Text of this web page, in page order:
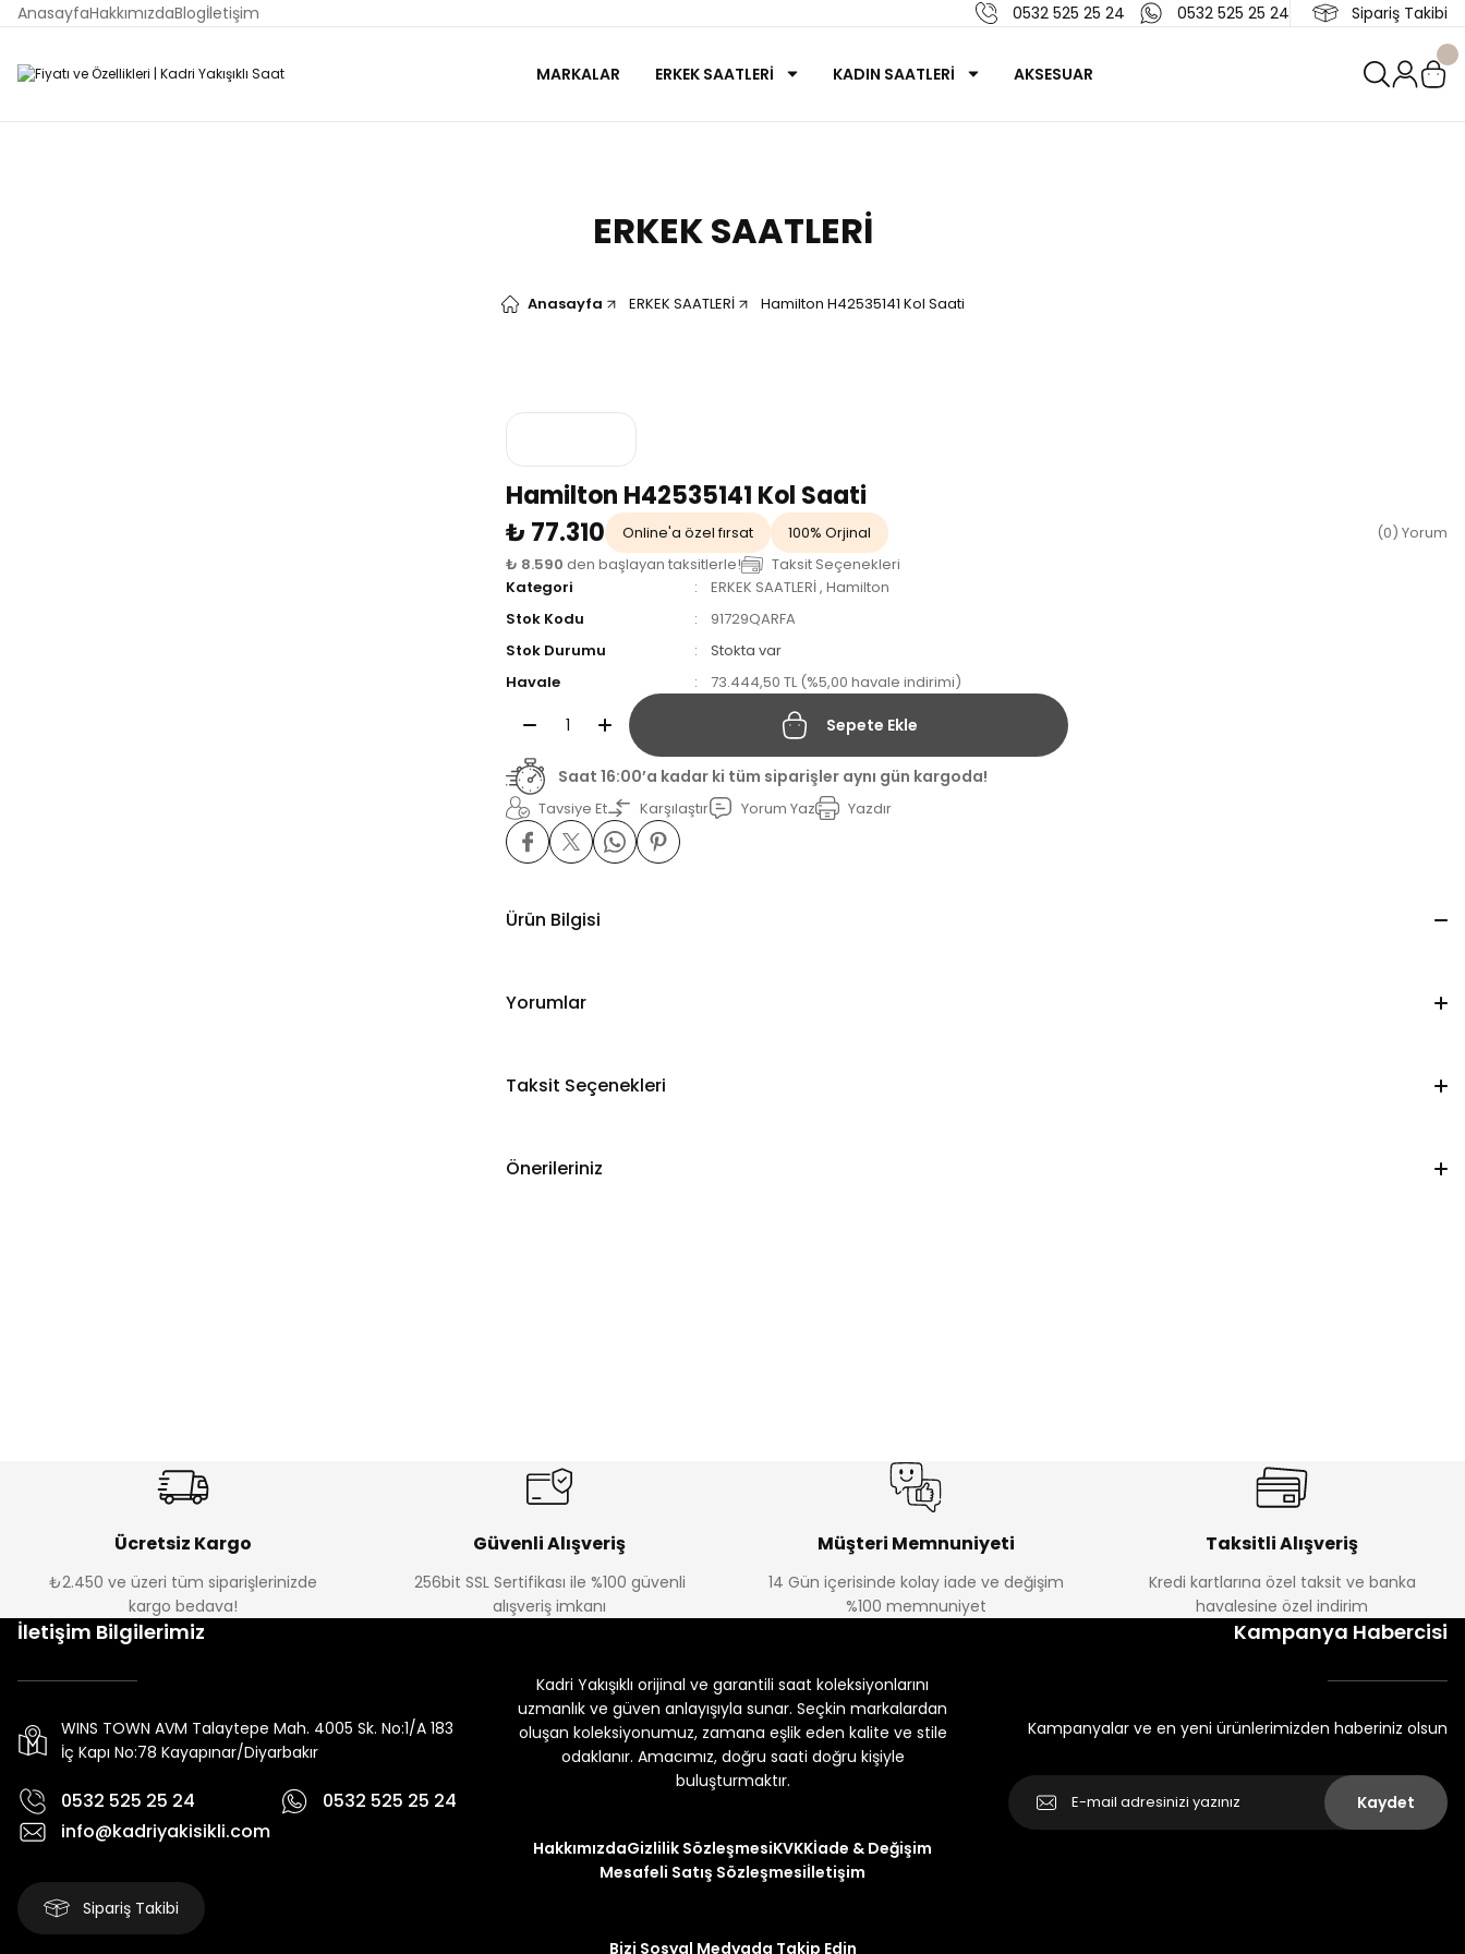
AnasayfaHakkımızdaBlogİletişim 0532 525 25 24 0532 525 25 24 Sipariş Takibi
MARKALAR ERKEK SAATLERİ KADIN SAATLERİ AKSESUAR
ERKEK SAATLERİ
Anasayfa ERKEK SAATLERİ Hamilton H42535141 Kol Saati
Hamilton H42535141 Kol Saati
₺ 77.310
Online'a özel fırsat 100% Orjinal
(0) Yorum
₺ 8.590 den başlayan taksitlerle!
Taksit Seçenekleri
Kategori
ERKEK SAATLERİ, Hamilton
Stok Kodu
91729QARFA
Stok Durumu
Stokta var
Havale
73.444,50 TL (%5,00 havale indirimi)
Sepete Ekle
Saat 16:00’a kadar ki tüm siparişler aynı gün kargoda!
Tavsiye Et Karşılaştır Yorum Yaz Yazdır
Ürün Bilgisi
Yorumlar
Taksit Seçenekleri
Önerileriniz
Ücretsiz Kargo
₺2.450 ve üzeri tüm siparişlerinizde
kargo bedava!
Güvenli Alışveriş
256bit SSL Sertifikası ile %100 güvenli
alışveriş imkanı
Müşteri Memnuniyeti
14 Gün içerisinde kolay iade ve değişim
%100 memnuniyet
Taksitli Alışveriş
Kredi kartlarına özel taksit ve banka
havalesine özel indirim
İletişim Bilgilerimiz
WINS TOWN AVM Talaytepe Mah. 4005 Sk. No:1/A 183
İç Kapı No:78 Kayapınar/Diyarbakır
0532 525 25 24
0532 525 25 24
info@kadriyakisikli.com
Sipariş Takibi
Kadri Yakışıklı orijinal ve garantili saat koleksiyonlarını
uzmanlık ve güven anlayışıyla sunar. Seçkin markalardan
oluşan koleksiyonumuz, zamana eşlik eden kalite ve stile
odaklanır. Amacımız, doğru saati doğru kişiyle
buluşturmaktır.
HakkımızdaGizlilik SözleşmesiKVKKİade & Değişim
Mesafeli Satış Sözleşmesiİletişim
Bizi Sosyal Medyada Takip Edin
Kampanya Habercisi
Kampanyalar ve en yeni ürünlerimizden haberiniz olsun
Kaydet